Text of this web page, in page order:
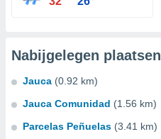
Nabijgelegen plaatsen
Jauca (0.92 km)
Jauca Comunidad (1.56 km)
Parcelas Peñuelas (3.41 km)